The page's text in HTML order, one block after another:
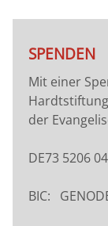
SPENDEN
Mit einer
der
DE73 5206
BIC: